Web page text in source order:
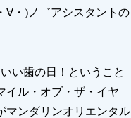
∀・)ノ゛アシスタントの
い歯の日！ということ
イル・オブ・ザ・イヤ
マンダリンオリエンタル